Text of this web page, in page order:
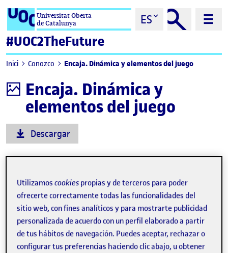
Saltar al contenidoUniversitat Oberta
de Catalunya
ES
#UOC2TheFuture
Inici Conozco Encaja. Dinámica y elementos del juego
InfografíaEncaja. Dinámica y
elementos del juego
Descargar
Utilizamoscookies propias y de terceros para poder
ofrecerte correctamente todas las funcionalidades del
sitio web, con fines analíticos y para mostrarte publicidad
personalizada de acuerdo con un perfil elaborado a partir
de tus hábitos de navegación. Puedes aceptar, rechazar o
configurar tus preferencias haciendo clic abajo, u obtener